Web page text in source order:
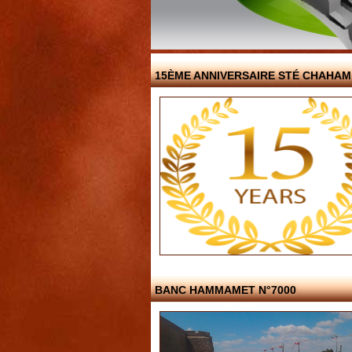
15ÈME ANNIVERSAIRE STÉ CHAHAM
BANC HAMMAMET N°7000